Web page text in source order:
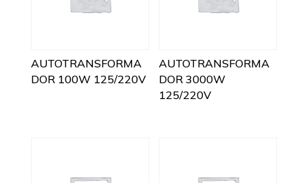
AUTOTRANSFORMA
DOR 100W 125/220V
AUTOTRANSFORMA
DOR 3000W
125/220V